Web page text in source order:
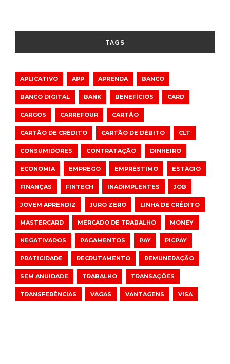
TAGS
APLICATIVO APP APRENDA BANCO
BANCO DIGITAL BANK BENEFÍCIOS CARD
CARGOS CARREFOUR CARTÃO
CARTÃO DE CRÉDITO CARTÃO DE DÉBITO CLT
CONSUMIDORES CONTRATAÇÃO DINHEIRO
ECONOMIA EMPREGO EMPRÉSTIMO ESTÁGIO
FINANÇAS FINTECH INADIMPLENTES JOB
JOVEM APRENDIZ JURO ZERO LINHA DE CRÉDITO
MASTERCARD MERCADO DE TRABALHO MONEY
NEGATIVADOS PAGAMENTOS PAY PICPAY
PRATICIDADE RECRUTAMENTO REMUNERAÇÃO
SEM ANUIDADE TRABALHO TRANSAÇÕES
TRANSFERÊNCIAS VAGAS VANTAGENS VISA